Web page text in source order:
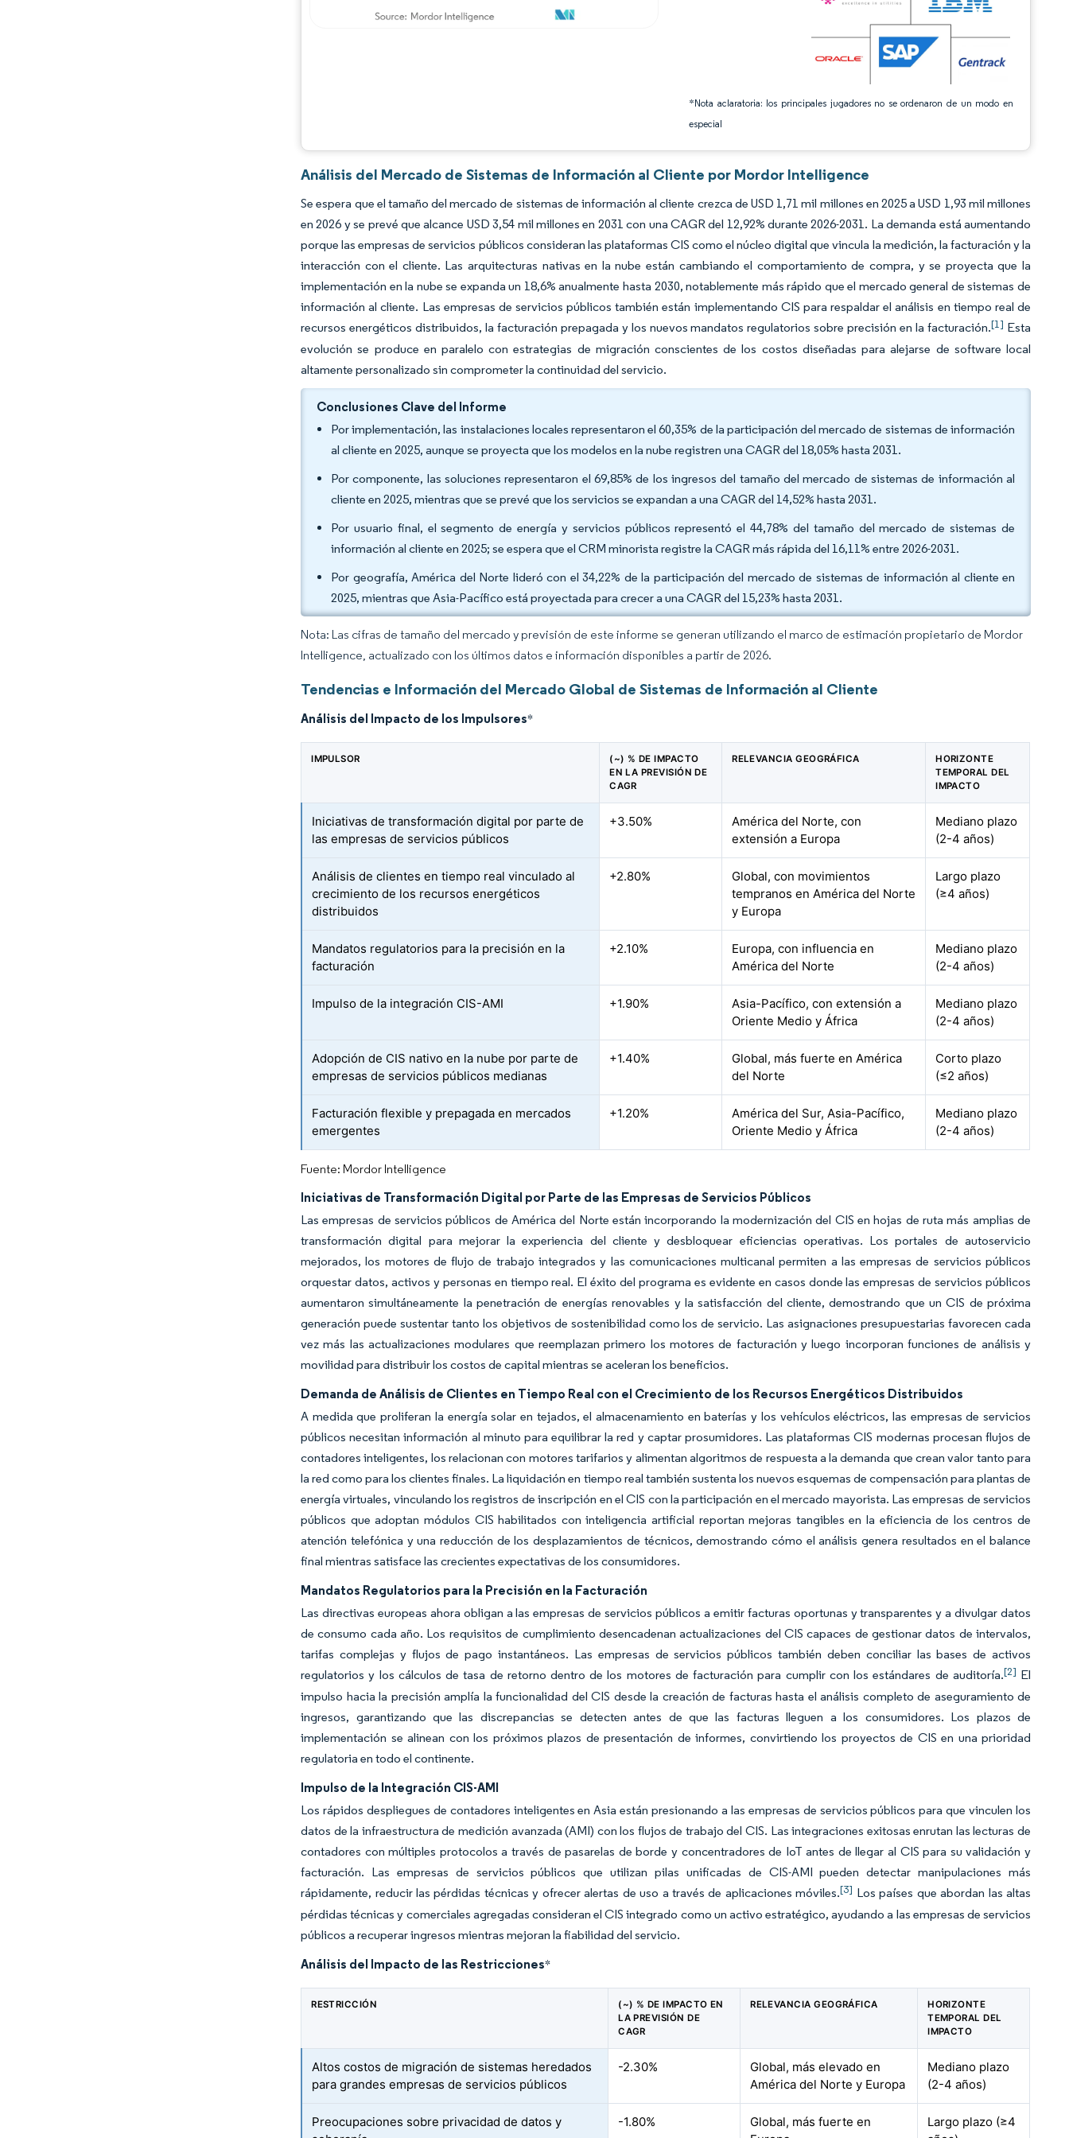
*Nota aclaratoria: los principales jugadores no se ordenaron de un modo en
especial
Análisis del Mercado de Sistemas de Información al Cliente por Mordor Intelligence
Se espera que el tamaño del mercado de sistemas de información al cliente crezca de USD 1,71 mil millones en 2025 a USD 1,93 mil millones
en 2026 y se prevé que alcance USD 3,54 mil millones en 2031 con una CAGR del 12,92% durante 2026-2031. La demanda está aumentando
porque las empresas de servicios públicos consideran las plataformas CIS como el núcleo digital que vincula la medición, la facturación y la
interacción con el cliente. Las arquitecturas nativas en la nube están cambiando el comportamiento de compra, y se proyecta que la
implementación en la nube se expanda un 18,6% anualmente hasta 2030, notablemente más rápido que el mercado general de sistemas de
información al cliente. Las empresas de servicios públicos también están implementando CIS para respaldar el análisis en tiempo real de
recursos energéticos distribuidos, la facturación prepagada y los nuevos mandatos regulatorios sobre precisión en la facturación.[1] Esta
evolución se produce en paralelo con estrategias de migración conscientes de los costos diseñadas para alejarse de software local
altamente personalizado sin comprometer la continuidad del servicio.
Conclusiones Clave del Informe
Por implementación, las instalaciones locales representaron el 60,35% de la participación del mercado de sistemas de información
al cliente en 2025, aunque se proyecta que los modelos en la nube registren una CAGR del 18,05% hasta 2031.
Por componente, las soluciones representaron el 69,85% de los ingresos del tamaño del mercado de sistemas de información al
cliente en 2025, mientras que se prevé que los servicios se expandan a una CAGR del 14,52% hasta 2031.
Por usuario final, el segmento de energía y servicios públicos representó el 44,78% del tamaño del mercado de sistemas de
información al cliente en 2025; se espera que el CRM minorista registre la CAGR más rápida del 16,11% entre 2026-2031.
Por geografía, América del Norte lideró con el 34,22% de la participación del mercado de sistemas de información al cliente en
2025, mientras que Asia-Pacífico está proyectada para crecer a una CAGR del 15,23% hasta 2031.
Nota: Las cifras de tamaño del mercado y previsión de este informe se generan utilizando el marco de estimación propietario de Mordor
Intelligence, actualizado con los últimos datos e información disponibles a partir de 2026.
Tendencias e Información del Mercado Global de Sistemas de Información al Cliente
Análisis del Impacto de los Impulsores*
IMPULSOR
(~) % DE IMPACTO
EN LA PREVISIÓN DE
CAGR
RELEVANCIA GEOGRÁFICA
HORIZONTE
TEMPORAL DEL
IMPACTO
Iniciativas de transformación digital por parte de
las empresas de servicios públicos
+3.50%
América del Norte, con
extensión a Europa
Mediano plazo
(2-4 años)
Análisis de clientes en tiempo real vinculado al
crecimiento de los recursos energéticos
distribuidos
+2.80%
Global, con movimientos
tempranos en América del Norte
y Europa
Largo plazo
(≥4 años)
Mandatos regulatorios para la precisión en la
facturación
+2.10%
Europa, con influencia en
América del Norte
Mediano plazo
(2-4 años)
Impulso de la integración CIS-AMI +1.90%
Asia-Pacífico, con extensión a
Oriente Medio y África
Mediano plazo
(2-4 años)
Adopción de CIS nativo en la nube por parte de
empresas de servicios públicos medianas
+1.40%
Global, más fuerte en América
del Norte
Corto plazo
(≤2 años)
Facturación flexible y prepagada en mercados
emergentes
+1.20%
América del Sur, Asia-Pacífico,
Oriente Medio y África
Mediano plazo
(2-4 años)
Fuente: Mordor Intelligence
Iniciativas de Transformación Digital por Parte de las Empresas de Servicios Públicos
Las empresas de servicios públicos de América del Norte están incorporando la modernización del CIS en hojas de ruta más amplias de
transformación digital para mejorar la experiencia del cliente y desbloquear eficiencias operativas. Los portales de autoservicio
mejorados, los motores de flujo de trabajo integrados y las comunicaciones multicanal permiten a las empresas de servicios públicos
orquestar datos, activos y personas en tiempo real. El éxito del programa es evidente en casos donde las empresas de servicios públicos
aumentaron simultáneamente la penetración de energías renovables y la satisfacción del cliente, demostrando que un CIS de próxima
generación puede sustentar tanto los objetivos de sostenibilidad como los de servicio. Las asignaciones presupuestarias favorecen cada
vez más las actualizaciones modulares que reemplazan primero los motores de facturación y luego incorporan funciones de análisis y
movilidad para distribuir los costos de capital mientras se aceleran los beneficios.
Demanda de Análisis de Clientes en Tiempo Real con el Crecimiento de los Recursos Energéticos Distribuidos
A medida que proliferan la energía solar en tejados, el almacenamiento en baterías y los vehículos eléctricos, las empresas de servicios
públicos necesitan información al minuto para equilibrar la red y captar prosumidores. Las plataformas CIS modernas procesan flujos de
contadores inteligentes, los relacionan con motores tarifarios y alimentan algoritmos de respuesta a la demanda que crean valor tanto para
la red como para los clientes finales. La liquidación en tiempo real también sustenta los nuevos esquemas de compensación para plantas de
energía virtuales, vinculando los registros de inscripción en el CIS con la participación en el mercado mayorista. Las empresas de servicios
públicos que adoptan módulos CIS habilitados con inteligencia artificial reportan mejoras tangibles en la eficiencia de los centros de
atención telefónica y una reducción de los desplazamientos de técnicos, demostrando cómo el análisis genera resultados en el balance
final mientras satisface las crecientes expectativas de los consumidores.
Mandatos Regulatorios para la Precisión en la Facturación
Las directivas europeas ahora obligan a las empresas de servicios públicos a emitir facturas oportunas y transparentes y a divulgar datos
de consumo cada año. Los requisitos de cumplimiento desencadenan actualizaciones del CIS capaces de gestionar datos de intervalos,
tarifas complejas y flujos de pago instantáneos. Las empresas de servicios públicos también deben conciliar las bases de activos
regulatorios y los cálculos de tasa de retorno dentro de los motores de facturación para cumplir con los estándares de auditoría.[2] El
impulso hacia la precisión amplía la funcionalidad del CIS desde la creación de facturas hasta el análisis completo de aseguramiento de
ingresos, garantizando que las discrepancias se detecten antes de que las facturas lleguen a los consumidores. Los plazos de
implementación se alinean con los próximos plazos de presentación de informes, convirtiendo los proyectos de CIS en una prioridad
regulatoria en todo el continente.
Impulso de la Integración CIS-AMI
Los rápidos despliegues de contadores inteligentes en Asia están presionando a las empresas de servicios públicos para que vinculen los
datos de la infraestructura de medición avanzada (AMI) con los flujos de trabajo del CIS. Las integraciones exitosas enrutan las lecturas de
contadores con múltiples protocolos a través de pasarelas de borde y concentradores de IoT antes de llegar al CIS para su validación y
facturación. Las empresas de servicios públicos que utilizan pilas unificadas de CIS-AMI pueden detectar manipulaciones más
rápidamente, reducir las pérdidas técnicas y ofrecer alertas de uso a través de aplicaciones móviles.[3] Los países que abordan las altas
pérdidas técnicas y comerciales agregadas consideran el CIS integrado como un activo estratégico, ayudando a las empresas de servicios
públicos a recuperar ingresos mientras mejoran la fiabilidad del servicio.
Análisis del Impacto de las Restricciones*
RESTRICCIÓN
(~) % DE IMPACTO EN
LA PREVISIÓN DE
CAGR
RELEVANCIA GEOGRÁFICA
HORIZONTE
TEMPORAL DEL
IMPACTO
Altos costos de migración de sistemas heredados
para grandes empresas de servicios públicos
-2.30%
Global, más elevado en
América del Norte y Europa
Mediano plazo
(2-4 años)
Preocupaciones sobre privacidad de datos y
-1.80%
Global, más fuerte en
Largo plazo (≥4